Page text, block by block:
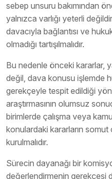
sebep unsuru bakımından
yalnızca varlığı yeterli
davacıyla bağlantısı ve
olmadığı tartışılmalıdır.
Bu nedenle önceki kararlar,
değil, dava konusu işlemde
gerekçeyle tespit edildiği
araştırmasının olumsuz
birimlerde çalışma veya
konulardaki kararların somut
kurulmalıdır.
Sürecin dayanağı bir
değerlendirmenin gerekçesi